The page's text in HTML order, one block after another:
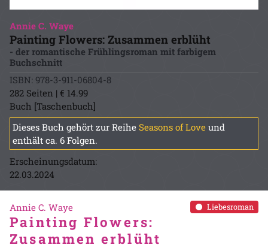
Annie C. Waye
Painting Flowers: Zusammen erblüht
- der romantische Frühlingsroman mit farbigem
Buchschnitt
ISBN: 978-3-911-06804-8
282 Seiten | € 14.99
Buch [Taschenbuch]
Dieses Buch gehört zur Reihe Seasons of Love und
enthält ca. 6 Folgen.
Erscheinungsdatum:
22.03.2024
Liebesroman
Annie C. Waye
Painting Flowers:
Zusammen erblüht